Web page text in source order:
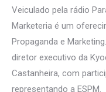
Veiculado pela rádio
Marketeria é um
Propaganda e
diretor executivo da
Castanheira, com
representando a ESPM.